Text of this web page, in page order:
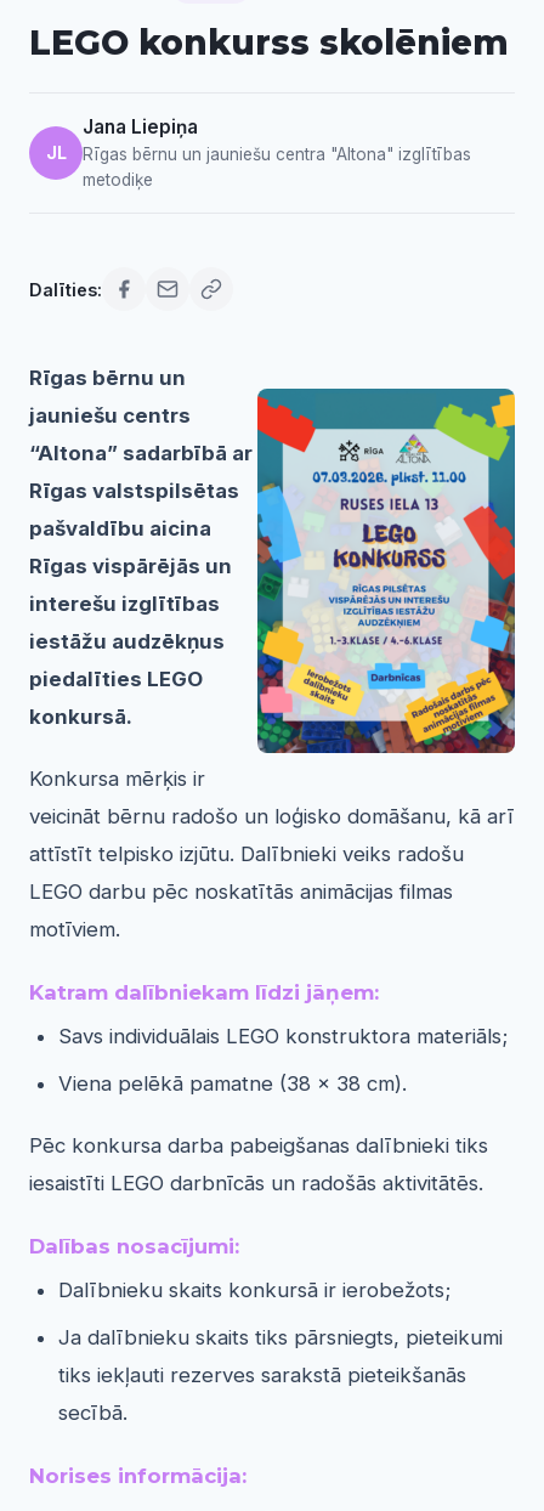
LEGO konkurss skolēniem
JL
Jana Liepiņa
Rīgas bērnu un jauniešu centra "Altona" izglītības
metodiķe
Dalīties:
Rīgas bērnu un
jauniešu centrs
“Altona” sadarbībā ar
Rīgas valstspilsētas
pašvaldību aicina
Rīgas vispārējās un
interešu izglītības
iestāžu audzēkņus
piedalīties LEGO
konkursā.
Konkursa mērķis ir
veicināt bērnu radošo un loģisko domāšanu, kā arī
attīstīt telpisko izjūtu. Dalībnieki veiks radošu
LEGO darbu pēc noskatītās animācijas filmas
motīviem.
Katram dalībniekam līdzi jāņem:
Savs individuālais LEGO konstruktora materiāls;
Viena pelēkā pamatne (38 × 38 cm).
Pēc konkursa darba pabeigšanas dalībnieki tiks
iesaistīti LEGO darbnīcās un radošās aktivitātēs.
Dalības nosacījumi:
Dalībnieku skaits konkursā ir ierobežots;
Ja dalībnieku skaits tiks pārsniegts, pieteikumi
tiks iekļauti rezerves sarakstā pieteikšanās
secībā.
Norises informācija: